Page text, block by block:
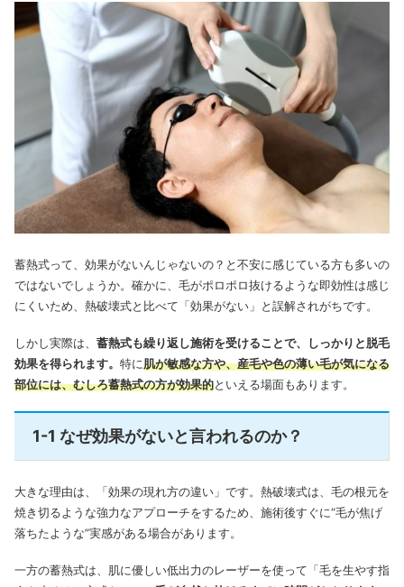
蓄熱式って、効果がないんじゃないの？と不安に感じている方も多いの
ではないでしょうか。確かに、毛がポロポロ抜けるような即効性は感じ
にくいため、熱破壊式と比べて「効果がない」と誤解されがちです。
しかし実際は、 蓄熱式も繰り返し施術を受けることで、しっかりと脱毛
効果を得られます。 特に肌が敏感な方や、産毛や色の薄い毛が気になる
部位には、むしろ蓄熱式の方が効果的といえる場面もあります。
1-1 なぜ効果がないと言われるのか？
大きな理由は、「効果の現れ方の違い」です。熱破壊式は、毛の根元を
焼き切るような強力なアプローチをするため、施術後すぐに“毛が焦げ
落ちたような”実感がある場合があります。
一方の蓄熱式は、肌に優しい低出力のレーザーを使って「毛を生やす指